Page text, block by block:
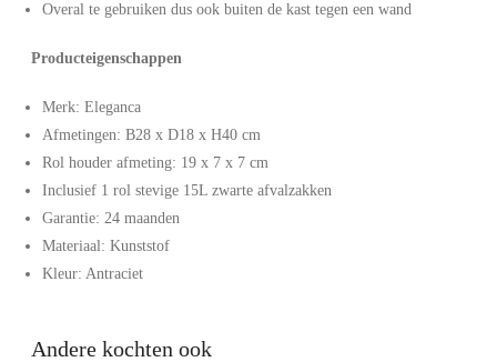
Overal te gebruiken dus ook buiten de kast tegen een wand
Producteigenschappen
Merk: Eleganca
Afmetingen: B28 x D18 x H40 cm
Rol houder afmeting: 19 x 7 x 7 cm
Inclusief 1 rol stevige 15L zwarte afvalzakken
Garantie: 24 maanden
Materiaal: Kunststof
Kleur: Antraciet
Andere kochten ook